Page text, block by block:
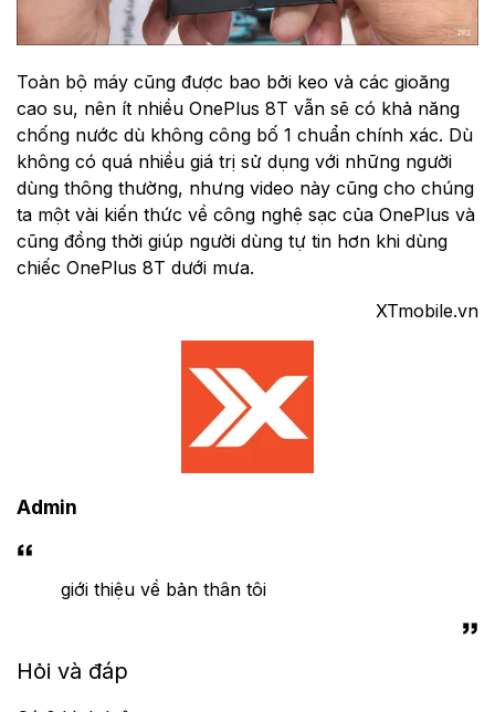
Toàn bộ máy cũng được bao bởi keo và các gioăng
cao su, nên ít nhiều OnePlus 8T vẫn sẽ có khả năng
chống nước dù không công bố 1 chuẩn chính xác. Dù
không có quá nhiều giá trị sử dụng với những người
dùng thông thường, nhưng video này cũng cho chúng
ta một vài kiến thức về công nghệ sạc của OnePlus và
cũng đồng thời giúp người dùng tự tin hơn khi dùng
chiếc OnePlus 8T dưới mưa.
XTmobile.vn
Admin
giới thiệu về bản thân tôi
Hỏi và đáp